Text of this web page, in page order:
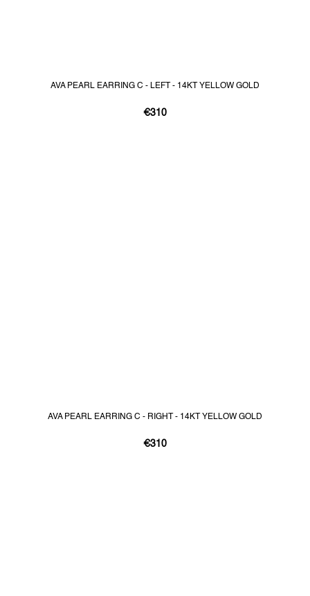
AVA PEARL EARRING C - LEFT - 14KT YELLOW GOLD
€310
AVA PEARL EARRING C - RIGHT - 14KT YELLOW GOLD
€310